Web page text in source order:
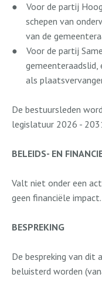
●
Voor de partij
schepen van
van de
●
Voor de partij
gemeenteraadslid,
als
De bestuursleden
legislatuur 2026 -
BELEIDS- EN
Valt niet onder een
geen financiële impact.
BESPREKING
De bespreking van dit
beluisterd worden